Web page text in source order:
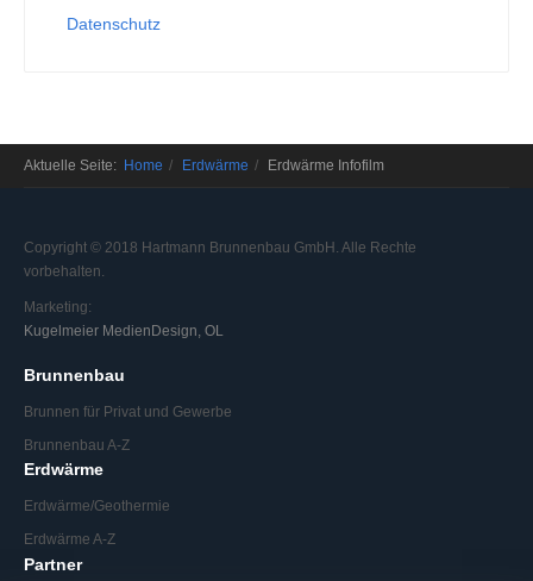
Datenschutz
Aktuelle Seite: Home Erdwärme Erdwärme Infofilm
Copyright © 2018 Hartmann Brunnenbau GmbH. Alle Rechte
vorbehalten.
Marketing:
Kugelmeier MedienDesign, OL
Brunnenbau
Brunnen für Privat und Gewerbe
Brunnenbau A-Z
Erdwärme
Erdwärme/Geothermie
Erdwärme A-Z
Partner